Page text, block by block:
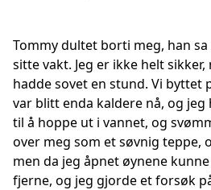
Tommy dultet borti meg, han
sitte vakt. Jeg er ikke helt
hadde sovet en stund. Vi byttet
var blitt enda kaldere nå, og
til å hoppe ut i vannet, og
over meg som et søvnig teppe,
men da jeg åpnet øynene
fjerne, og jeg gjorde et forsøk